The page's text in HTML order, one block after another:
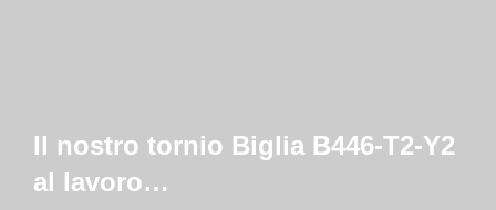
Il nostro tornio Biglia B446-T2-Y2
al lavoro…